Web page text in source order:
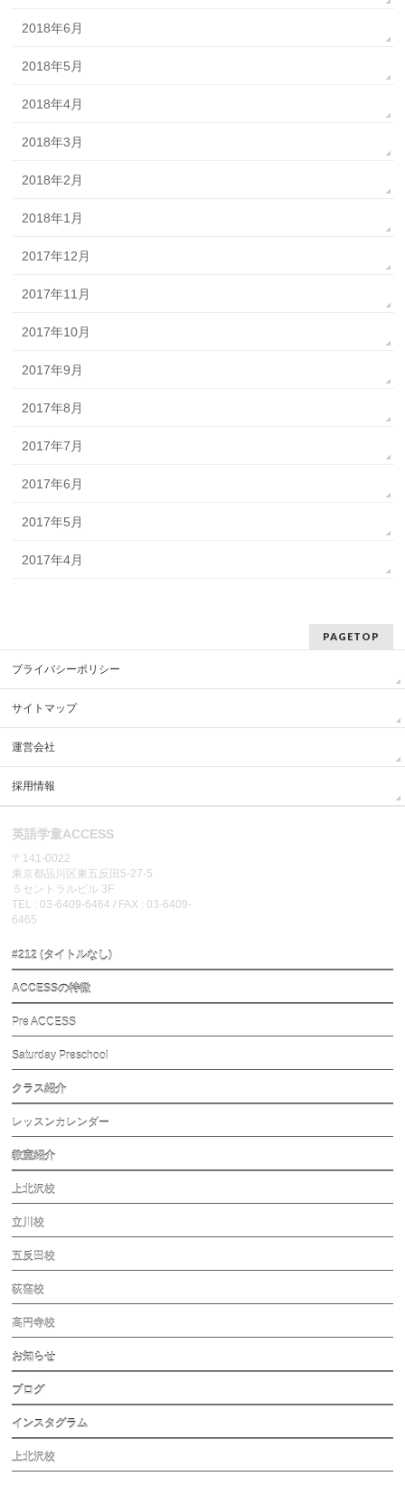
2018年6月
2018年5月
2018年4月
2018年3月
2018年2月
2018年1月
2017年12月
2017年11月
2017年10月
2017年9月
2017年8月
2017年7月
2017年6月
2017年5月
2017年4月
PAGETOP
プライバシーポリシー
サイトマップ
運営会社
採用情報
英語学童ACCESS
〒141-0022
東京都品川区東五反田5-27-5
５セントラルビル 3F
TEL : 03-6409-6464 / FAX : 03-6409-
6465
#212 (タイトルなし)
ACCESSの特徴
Pre ACCESS
Saturday Preschool
クラス紹介
レッスンカレンダー
教室紹介
上北沢校
立川校
五反田校
荻窪校
高円寺校
お知らせ
ブログ
インスタグラム
上北沢校